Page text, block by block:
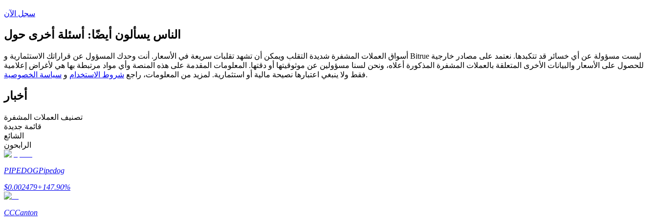
العقود الآجلة باستخدام USDC كضمان
انضم إلى أفضل المتداولين
سجل الآن
الناس يسألون أيضًا: أسئلة أخرى حول
أسواق العملات المشفرة شديدة التقلب ويمكن أن تشهد تقلبات سريعة في الأسعار. أنت وحدك المسؤول عن قراراتك الاستثمارية و Bitrue ليست مسؤولة عن أي خسائر قد تتكبدها. نعتمد على مصادر خارجية
للحصول على الأسعار والبيانات الأخرى المتعلقة بالعملات المشفرة المذكورة أعلاه، ونحن لسنا مسؤولين عن موثوقيتها أو دقتها. المعلومات المقدمة على هذه المنصة وأي مواد مرتبطة بها هي لأغراض إعلامية
فقط ولا ينبغي اعتبارها نصيحة مالية أو استثمارية. لمزيد من المعلومات، راجع شروط الاستخدام و سياسة الخصوصية .
أخبار
تصنيف العملات المشفرة
قائمة جديدة
الشائع
الرابحون
PIPEDOGPipedog
$0.002479+147.90%
CCCanton